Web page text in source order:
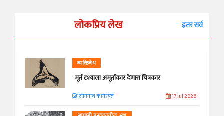
लोकप्रिय लेख इतर सर्व
व्यक्तिवेध
मूर्त दृश्याला अमूर्ताकार देणारा चित्रकार
सोमनाथ कोमरपंत 17 Jul 2026